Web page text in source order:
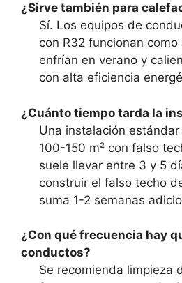
¿Sirve también para
Sí. Los equipos de
con R32 funcionan
enfrían en verano y
con alta eficiencia
¿Cuánto tiempo tarda la
Una instalación
100-150 m² con falso
suele llevar entre 3 y 5
construir el falso techo
suma 1-2 semanas
¿Con qué frecuencia hay
conductos?
Se recomienda limpieza